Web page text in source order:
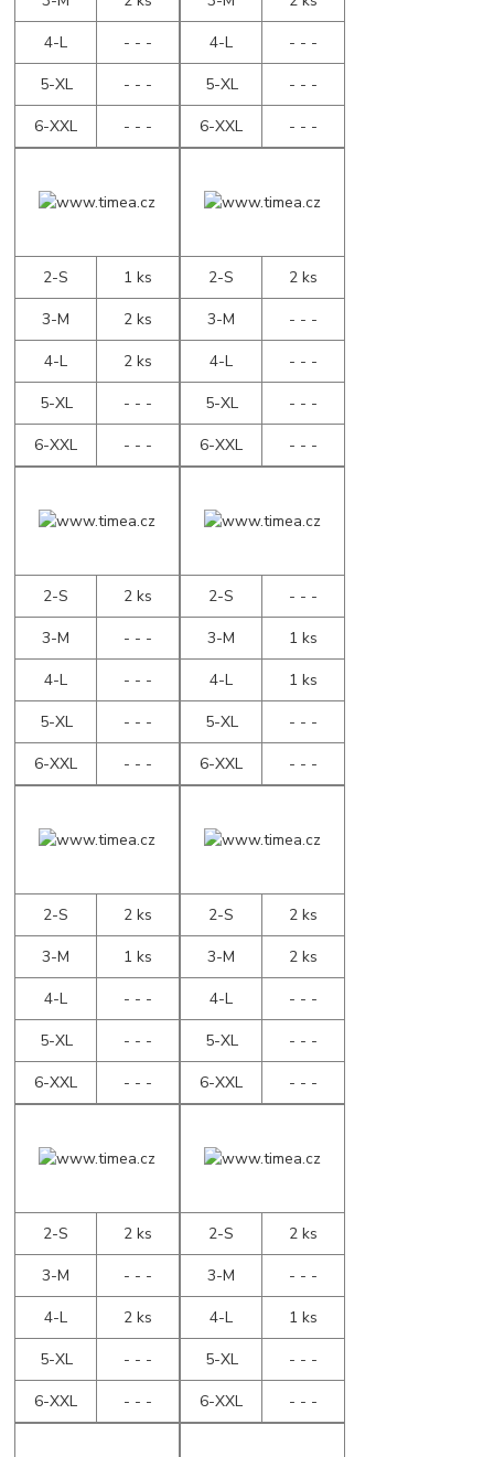
4-L
- - -
5-XL
- - -
6-XXL
- - -
4-L
- - -
5-XL
- - -
6-XXL
- - -
2-S
1 ks
3-M
2 ks
4-L
2 ks
5-XL
- - -
6-XXL
- - -
2-S
2 ks
3-M
- - -
4-L
- - -
5-XL
- - -
6-XXL
- - -
2-S
2 ks
3-M
- - -
4-L
- - -
5-XL
- - -
6-XXL
- - -
2-S
- - -
3-M
1 ks
4-L
1 ks
5-XL
- - -
6-XXL
- - -
2-S
2 ks
3-M
1 ks
4-L
- - -
5-XL
- - -
6-XXL
- - -
2-S
2 ks
3-M
2 ks
4-L
- - -
5-XL
- - -
6-XXL
- - -
2-S
2 ks
3-M
- - -
4-L
2 ks
5-XL
- - -
6-XXL
- - -
2-S
2 ks
3-M
- - -
4-L
1 ks
5-XL
- - -
6-XXL
- - -